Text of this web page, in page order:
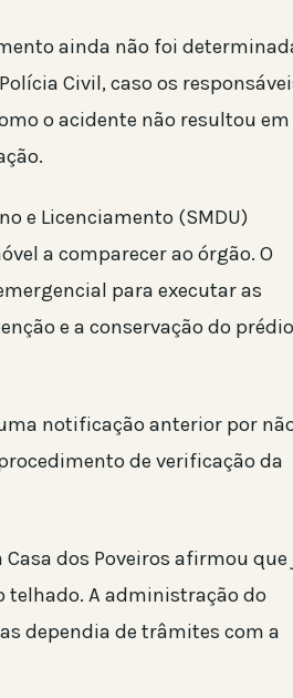
ainda não foi
Civil, caso os
o acidente não resultou em
e Licenciamento (SMDU)
a comparecer ao órgão. O
para executar as
e a conservação do prédio
notificação anterior por
de verificação da
dos Poveiros afirmou que
telhado. A administração do
dependia de trâmites com a